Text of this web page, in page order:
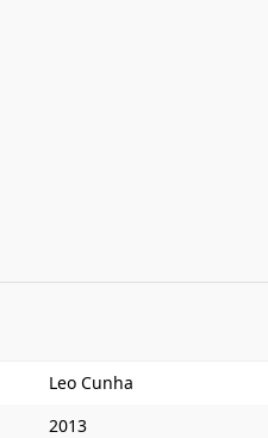
Leo Cunha
2013